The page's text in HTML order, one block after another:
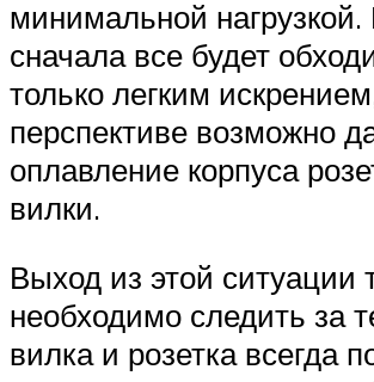
минимальной
сначала все будет
только легким
перспективе возможно
оплавление корпуса
вилки.
Выход из этой ситуации
необходимо следить за
вилка и розетка всегда